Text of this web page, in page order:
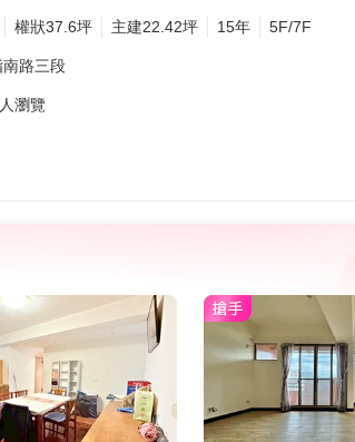
權狀37.6坪 主建22.42坪 15年 5F/7F
南路三段
瀏覽